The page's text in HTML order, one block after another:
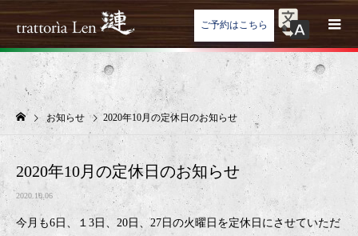
ご予約はこちら
お知らせ 2020年10月の定休日のお知らせ
2020年10月の定休日のお知らせ
2020.10.06
今月も6日、１3日、20日、27日の火曜日を定休日にさせていただ